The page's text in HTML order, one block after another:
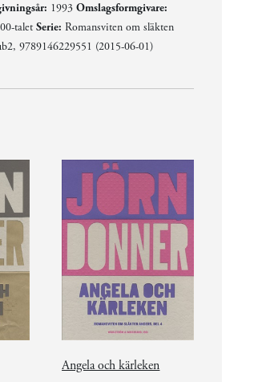
1993 Omslagsformgivare:
talet Serie: Romansviten om släkten
9789146229551 (2015-06-01)
Angela och kärleken